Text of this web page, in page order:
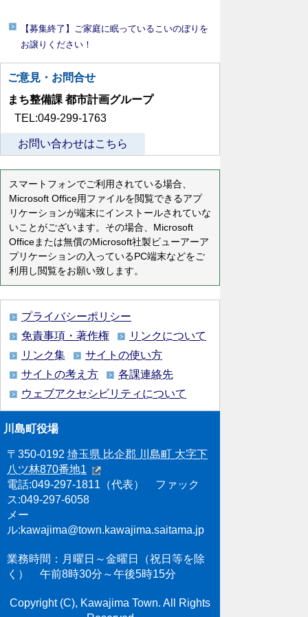
【募集終了】ご家庭に眠っているこいのぼりを
お譲りください！
ご意見・お問合せ
まち整備課 都市計画グループ
TEL:049-299-1763
お問い合わせはこちら
スマートフォンでご利用されている場合、
Microsoft Office用ファイルを閲覧できるアプ
リケーションが端末にインストールされていな
いことがございます。その場合、Microsoft
Officeまたは無償のMicrosoft社製ビューアーア
プリケーションの入っているPC端末などをご
利用し閲覧をお願い致します。
プライバシーポリシー
免責事項・著作権
リンクについて
リンク集
サイトの使い方
サイトの考え方
各課連絡先
ウェブアクセシビリティについて
川島町役場
〒350-0192 埼玉県 比企郡 川島町 大字下
八ツ林870番地1
電話:049-297-1811（代表） ファック
ス:049-297-6058
メー
ル:kawajima@town.kawajima.saitama.jp
業務時間：月曜日～金曜日（祝日等を除
く） 午前8時30分～午後5時15分
Copyright (C), Kawajima Town. All Rights